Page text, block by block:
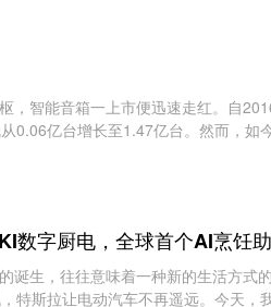
，智能音箱一上市便迅速走红。自
0.06亿台增长至1.47亿台。然而，如
数字厨电，全球首个AI烹饪
诞生，往往意味着一种新的生活方式
特斯拉让电动汽车不再遥远。今天，